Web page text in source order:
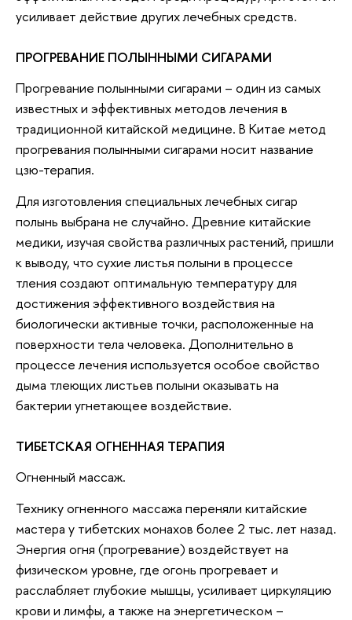
усиливает действие других лечебных средств.
ПРОГРЕВАНИЕ ПОЛЫННЫМИ СИГАРАМИ
Прогревание полынными сигарами – один из самых
известных и эффективных методов лечения в
традиционной китайской медицине. В Китае метод
прогревания полынными сигарами носит название
цзю-терапия.
Для изготовления специальных лечебных сигар
полынь выбрана не случайно. Древние китайские
медики, изучая свойства различных растений, пришли
к выводу, что сухие листья полыни в процессе
тления создают оптимальную температуру для
достижения эффективного воздействия на
биологически активные точки, расположенные на
поверхности тела человека. Дополнительно в
процессе лечения используется особое свойство
дыма тлеющих листьев полыни оказывать на
бактерии угнетающее воздействие.
ТИБЕТСКАЯ ОГНЕННАЯ ТЕРАПИЯ
Огненный массаж.
Технику огненного массажа переняли китайские
мастера у тибетских монахов более 2 тыс. лет назад.
Энергия огня (прогревание) воздействует на
физическом уровне, где огонь прогревает и
расслабляет глубокие мышцы, усиливает циркуляцию
крови и лимфы, а также на энергетическом –